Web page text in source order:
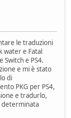
le traduzioni
water e Fatal
Switch e PS4.
e mi è stato
di
PKG per PS4,
e tradurlo,
determinata